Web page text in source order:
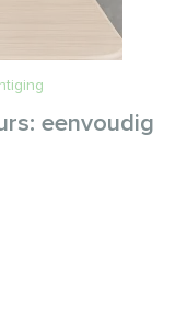
eenvoudig